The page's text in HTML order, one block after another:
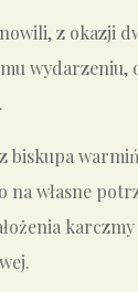
z okazji
biskupa
na własne